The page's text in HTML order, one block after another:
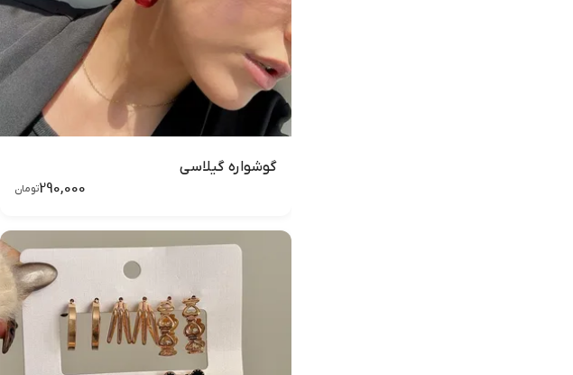
گوشواره گیلاسی
290,000تومان